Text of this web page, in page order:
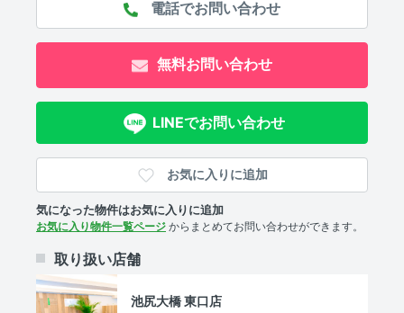
オートロック 、 ＴＶモニタ付きインターホン
室内設備
エアコン 、 室内洗濯機置場
部屋の特徴
ゼット
共用部
宅配ボックス 、 エレベーター
無料お問い合わせ
LINEでお問い合わせ
お気に入りに追加
気になった物件はお気に入りに追加
お気に入り物件一覧ページ からまとめてお問い合わせができます。
取り扱い店舗
池尻大橋 東口店